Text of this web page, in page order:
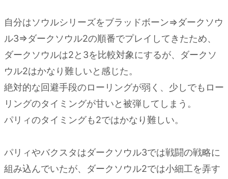
自分はソウルシリーズをブラッドボーン⇒ダークソウ
ル3⇒ダークソウル2の順番でプレイしてきたため、
ダークソウルは2と3を比較対象にするが、ダークソ
ウル2はかなり難しいと感じた。
絶対的な回避手段のローリングが弱く、少しでもロー
リングのタイミングが甘いと被弾してしまう。
パリィのタイミングも2ではかなり難しい。
パリィやバクスタはダークソウル3では戦闘の戦略に
組み込んでいたが、ダークソウル2では小細工を弄す